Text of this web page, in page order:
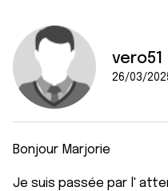
vero51
26/03/
Bonjour Marjorie
Je suis passée par l'